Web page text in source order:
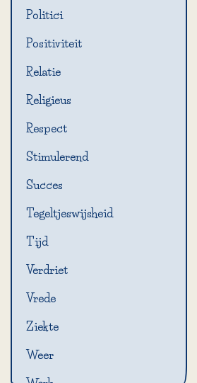
Politici
Positiviteit
Relatie
Religieus
Respect
Stimulerend
Succes
Tegeltjeswijsheid
Tijd
Verdriet
Vrede
Ziekte
Weer